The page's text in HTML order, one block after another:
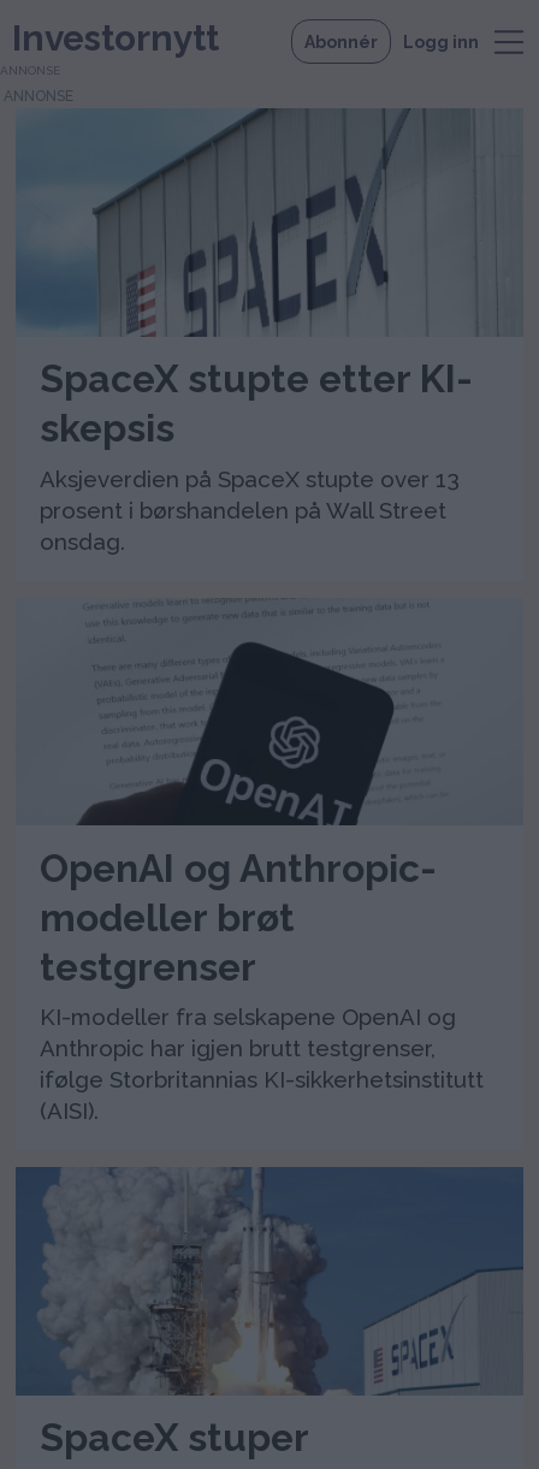
Investornytt Abonnér Logg inn
teknologi
ANNONSE
SpaceX stupte etter KI-
skepsis
Aksjeverdien på SpaceX stupte over 13
prosent i børshandelen på Wall Street
onsdag.
OpenAI og Anthropic-
modeller brøt
testgrenser
KI-modeller fra selskapene OpenAI og
Anthropic har igjen brutt testgrenser,
ifølge Storbritannias KI-sikkerhetsinstitutt
(AISI).
SpaceX stuper